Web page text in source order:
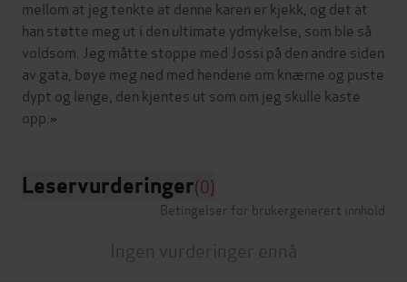
mellom at jeg tenkte at denne karen er kjekk, og det at
han støtte meg ut i den ultimate ydmykelse, som ble så
voldsom. Jeg måtte stoppe med Jossi på den andre siden
av gata, bøye meg ned med hendene om knærne og puste
dypt og lenge, den kjentes ut som om jeg skulle kaste
Leservurderinger(0)
Betingelser for brukergenerert innhold
Ingen vurderinger ennå